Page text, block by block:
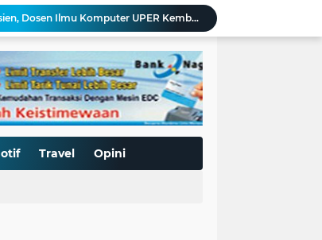
Pengelolaan Sampah Makin Efisien, Dosen Ilmu Komputer UPER Kembangkan Netrash
Kodim 0306/50 Kota Libatkan BNN dalam Program TMMD Ke-129 untuk Cegah Penyalahgunaan Narkoba
Google Maps bagi UMKM Mangallekana
di Mangallekana
Pajak
Sistem Pendidikan Islam.
Tak Lagi Percaya Rakyatnya
Travel Opini